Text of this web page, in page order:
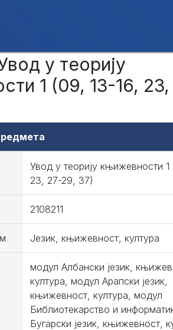
у теорију
1 (09, 13-16, 23,
Увод у теорију књижевности 1
23, 27-29, 37)
2108211
Језик, књижевност, култура
модул Албански језик,
култура, модул Арапски језик,
књижевност, култура, модул
Библиотекарство и
Бугарски језик, књижевност,